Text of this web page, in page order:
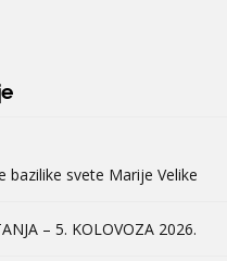
bazilike svete Marije Velike
– 5. KOLOVOZA 2026.